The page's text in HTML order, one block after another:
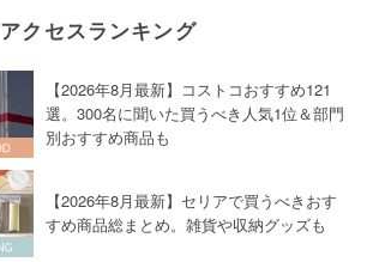
アクセスランキング
【2026年8月最新】コストコおすすめ121
選。300名に聞いた買うべき人気1位＆部門
別おすすめ商品も
【2026年8月最新】セリアで買うべきおす
すめ商品総まとめ。雑貨や収納グッズも